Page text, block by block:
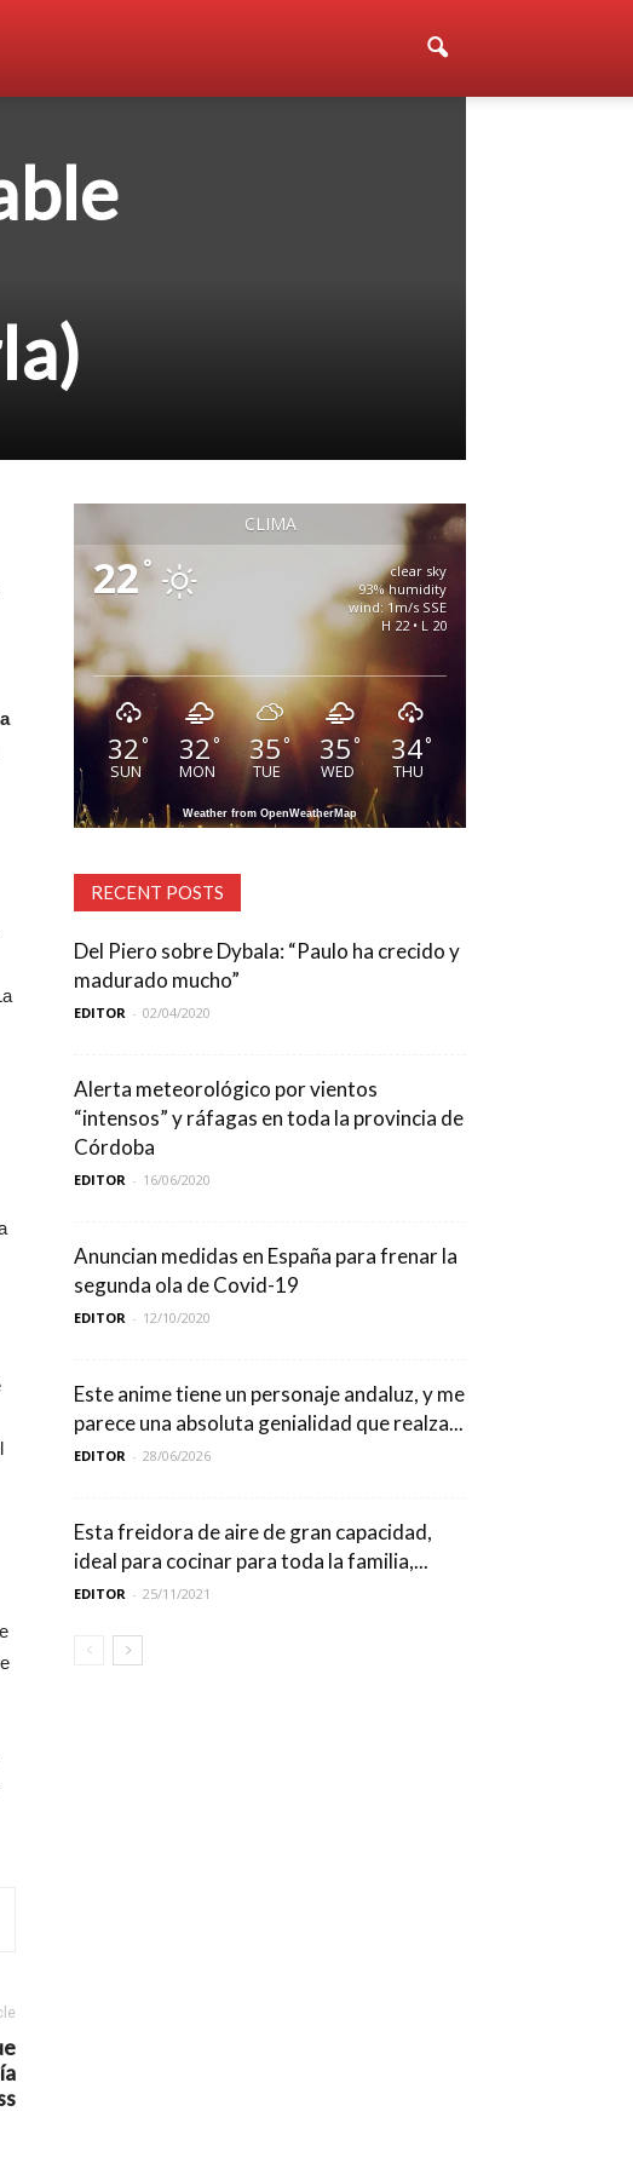
CLIMA
22 °
clear sky
93% humidity
wind: 1m/s SSE
H 22 • L 20
32°
SUN
32°
MON
35°
TUE
35°
WED
34°
THU
Weather from OpenWeatherMap
RECENT POSTS
Del Piero sobre Dybala: “Paulo ha crecido y
madurado mucho”
EDITOR - 02/04/2020
Alerta meteorológico por vientos
“intensos” y ráfagas en toda la provincia de
Córdoba
EDITOR - 16/06/2020
Anuncian medidas en España para frenar la
segunda ola de Covid-19
EDITOR - 12/10/2020
Este anime tiene un personaje andaluz, y me
parece una absoluta genialidad que realza...
EDITOR - 28/06/2026
Esta freidora de aire de gran capacidad,
ideal para cocinar para toda la familia,...
EDITOR - 25/11/2021